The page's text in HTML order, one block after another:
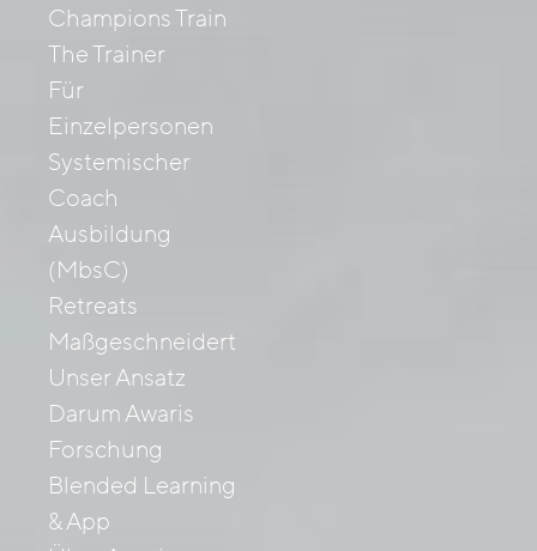
Champions Train
The Trainer
Für
Einzelpersonen
Systemischer
Coach
Ausbildung
(MbsC)
Retreats
Maßgeschneidert
Unser Ansatz
Darum Awaris
Forschung
Blended Learning
& App